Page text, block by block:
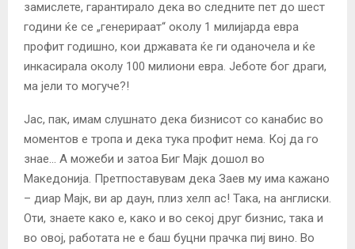
замислете, гарантирало дека во следните пет до шест
години ќе се „генерираат“ околу 1 милијарда евра
профит годишно, кои државата ќе ги оданочела и ќе
инкасирала околу 100 милиони евра. Јеботе бог драги,
ма јели то могуче?!
Јас, пак, имам слушнато дека бизнисот со канабис во
моментов е тропа и дека тука профит нема. Кој да го
знае… А можеби и затоа Биг Мајк дошол во
Македонија. Претпоставувам дека Заев му има кажано
– диар Мајк, ви ар даун, плиз хелп ас! Така, на англиски.
Оти, знаете како е, како и во секој друг бизнис, така и
во овој, работата не е баш буцни прачка пиј вино. Во